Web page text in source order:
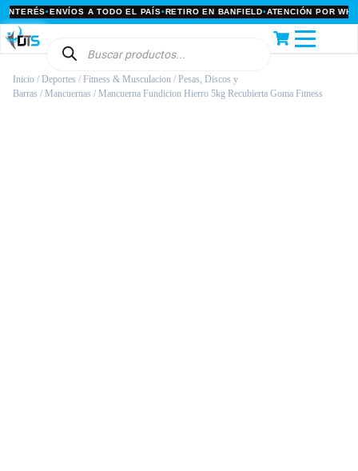
•ENVÍOS A TODO EL PAÍS•RETIRO EN BANFIELD•ATENCIÓN POR
Inicio / Deportes / Fitness & Musculacion / Pesas, Discos y
Barras / Mancuernas / Mancuerna Fundicion Hierro 5kg Recubierta Goma Fitness